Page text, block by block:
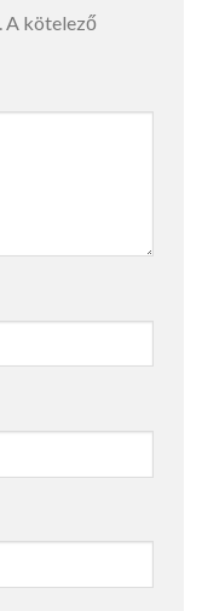
A kötelező